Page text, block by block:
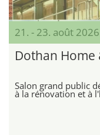
21. - 23. août 2026
Dothan Home
Salon grand public
à la rénovation et à